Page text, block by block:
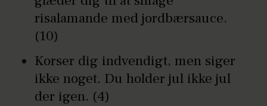
risalamande med jordbærsauce.
(10)
Korser dig indvendigt, men siger
ikke noget. Du holder jul ikke jul
der igen. (4)